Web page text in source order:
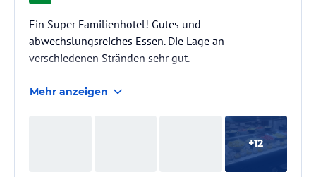
Ein Super Familienhotel! Gutes und
abwechslungsreiches Essen. Die Lage an
verschiedenen Stränden sehr gut.
Mehr anzeigen
+12